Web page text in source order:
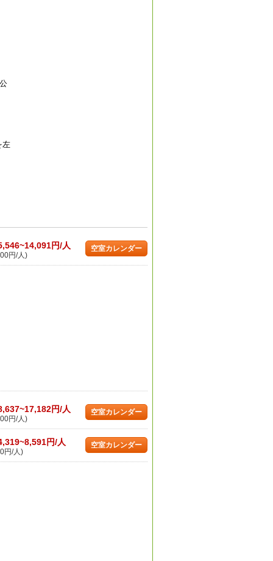
左
円/人
円/人)
空室カレンダー
円/人
円/人)
空室カレンダー
円/人
円/人)
空室カレンダー